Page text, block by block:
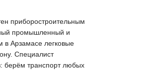
приборостроительным
промышленный и
в Арзамасе легковые
Специалист
берём транспорт любых